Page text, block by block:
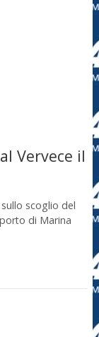
Vervece il
scoglio del
di Marina